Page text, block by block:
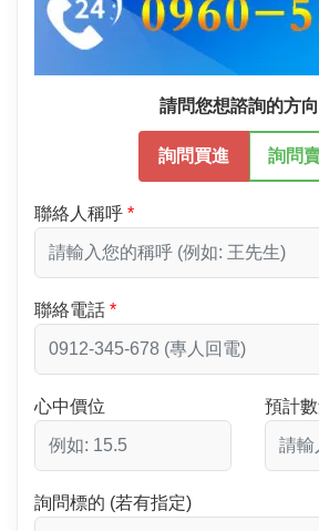
請問您想諮詢的方
詢問買進 詢問
聯絡人稱呼
聯絡電話
心中價位
預計
詢問標的 (若有指定)